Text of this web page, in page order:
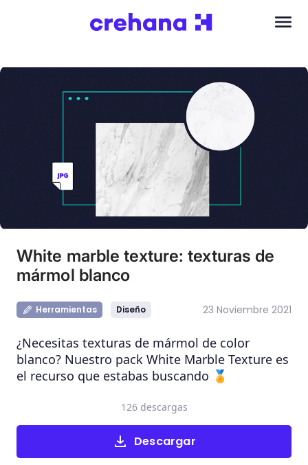
White marble texture: texturas de
mármol blanco
Herramientas Diseño 23 Noviembre 2021
¿Necesitas texturas de mármol de color
blanco? Nuestro pack White Marble Texture es
el recurso que estabas buscando 🏅
Descargar
126 descargas